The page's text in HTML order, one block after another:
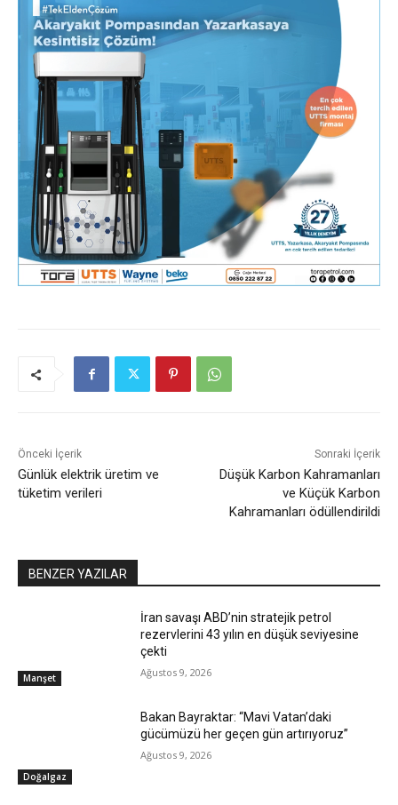
Önceki İçerik
Günlük elektrik üretim ve
tüketim verileri
Sonraki İçerik
Düşük Karbon Kahramanları
ve Küçük Karbon
Kahramanları ödüllendirildi
BENZER YAZILAR
Manşet
İran savaşı ABD’nin stratejik petrol
rezervlerini 43 yılın en düşük seviyesine
çekti
Ağustos 9, 2026
Doğalgaz
Bakan Bayraktar: “Mavi Vatan’daki
gücümüzü her geçen gün artırıyoruz”
Ağustos 9, 2026